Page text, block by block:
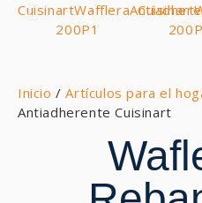
Inicio /Artículos para el
Antiadherente Cuisinart